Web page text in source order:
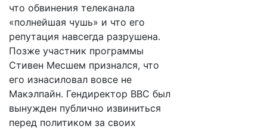
что обвинения телеканала
«полнейшая чушь» и что его
репутация навсегда разрушена.
Позже участник программы
Стивен Месшем признался, что
его изнасиловал вовсе не
Макэлпайн. Гендиректор BBC был
вынужден публично извиниться
перед политиком за своих